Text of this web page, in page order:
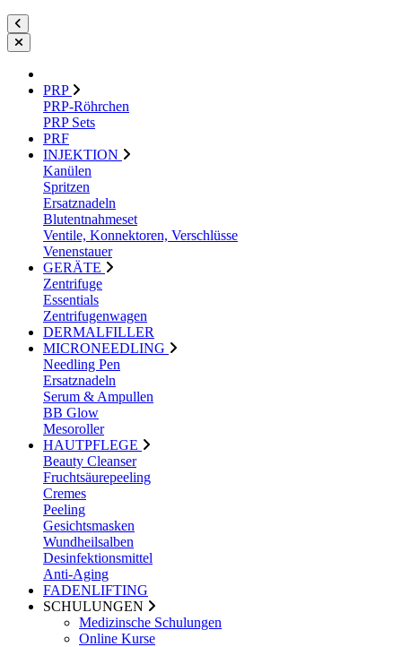
PRP
PRP-Röhrchen
PRP Sets
PRF
INJEKTION
Kanülen
Spritzen
Ersatznadeln
Blutentnahmeset
Ventile, Konnektoren, Verschlüsse
Venenstauer
GERÄTE
Zentrifuge
Essentials
Zentrifugenwagen
DERMALFILLER
MICRONEEDLING
Needling Pen
Ersatznadeln
Serum & Ampullen
BB Glow
Mesoroller
HAUTPFLEGE
Beauty Cleanser
Fruchtsäurepeeling
Cremes
Peeling
Gesichtsmasken
Wundheilsalben
Desinfektionsmittel
Anti-Aging
FADENLIFTING
SCHULUNGEN
Medizinsche Schulungen
Online Kurse